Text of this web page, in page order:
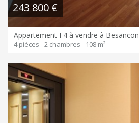
243 800 €
Appartement F4 à vendre à Besancon
4 pièces - 2 chambres - 108 m²